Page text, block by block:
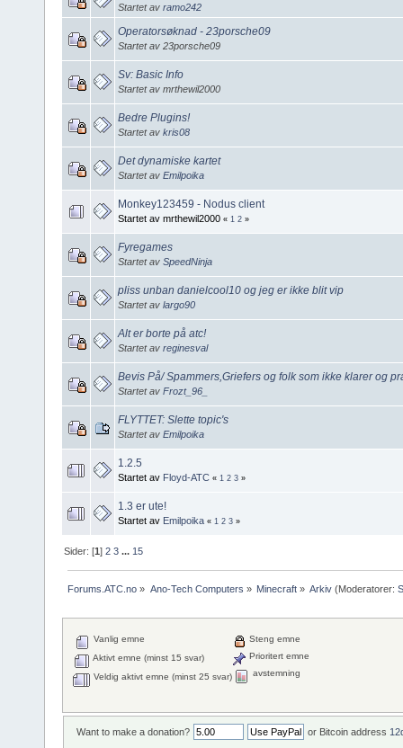
Startet av ramo242
Operatorsøknad - 23porsche09
Startet av 23porsche09
Sv: Basic Info
Startet av mrthewil2000
Bedre Plugins!
Startet av kris08
Det dynamiske kartet
Startet av Emilpoika
Monkey123459 - Nodus client
Startet av mrthewil2000 « 1 2 »
Fyregames
Startet av SpeedNinja
pliss unban danielcool10 og jeg er ikke blit vip
Startet av largo90
Alt er borte på atc!
Startet av reginesval
Bevis På/ Spammers,Griefers og folk som ikke klarer og
Startet av Frozt_96_
FLYTTET: Slette topic's
Startet av Emilpoika
1.2.5
Startet av Floyd-ATC « 1 2 3 »
1.3 er ute!
Startet av Emilpoika « 1 2 3 »
Sider: [1]2 3 ... 15
Forums.ATC.no » Ano-Tech Computers » Minecraft» Arkiv (Moderatorer:
Vanlig emne
Aktivt emne (minst 15 svar)
Veldig aktivt emne (minst 25 svar)
Steng emne
Prioritert emne
avstemning
Want to make a donation? or Bitcoin address